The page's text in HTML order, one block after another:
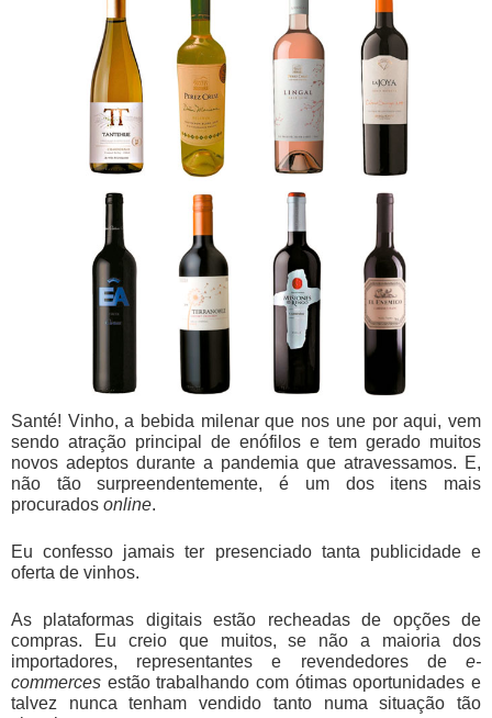
Santé! Vinho, a bebida milenar que nos une por aqui, vem
sendo atração principal de enófilos e tem gerado muitos
novos adeptos durante a pandemia que atravessamos. E,
não tão surpreendentemente, é um dos itens mais
procurados online.
Eu confesso jamais ter presenciado tanta publicidade e
oferta de vinhos.
As plataformas digitais estão recheadas de opções de
compras. Eu creio que muitos, se não a maioria dos
importadores, representantes e revendedores de e-
commerces estão trabalhando com ótimas oportunidades e
talvez nunca tenham vendido tanto numa situação tão